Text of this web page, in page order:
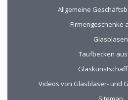
Allgemeine
Firmengeschenke
Glasblasen
Taufbecken
Videos von Glasbläser- und